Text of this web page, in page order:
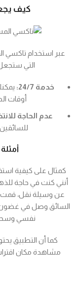
كيف
عبر استخدام تاكسي
التي
خدمة 24/7:
أوقات
عدم الحاجة
كمثال على كيفية
أنني كنت في حاجة
عن وسيلة نقل، قمت
السائق وصل في غضون
نفسي وسحب
كما أن التطبيق
مشاهدة مكان